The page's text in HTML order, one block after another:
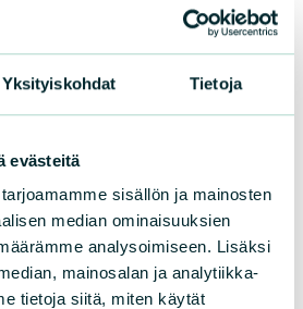
Yksityiskohdat Tietoja
evästeitä
sisällön ja mainosten
median ominaisuuksien
analysoimiseen. Lisäksi
mainosalan ja analytiikka-
tietoja siitä, miten käytät
elpyy vauhdilla
Sarasuon
yli odotusten.
rutikuiva ja ojitettu suo
vuodessa vetiseksi
Oy tukee
työtä luonnon